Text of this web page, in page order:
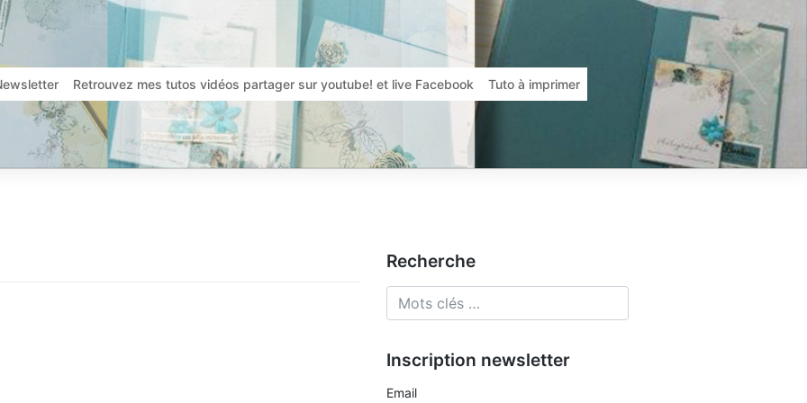
Retrouvez mes tutos vidéos partager sur youtube! et live Facebook Tuto à imprimer
Recherche
Inscription newsletter
Email